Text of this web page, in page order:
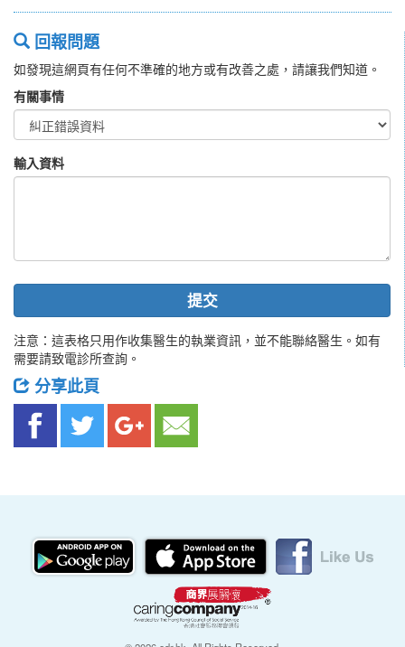
回報問題
如發現這網頁有任何不準確的地方或有改善之處，請讓我們知道。
有關事情
輸入資料
提交
注意：這表格只用作收集醫生的執業資訊，並不能聯絡醫生。如有
需要請致電診所查詢。
分享此頁